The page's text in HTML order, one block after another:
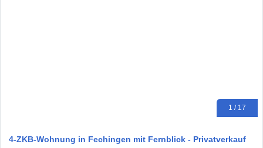
1 / 17
4-ZKB-Wohnung in Fechingen mit Fernblick - Privatverkauf